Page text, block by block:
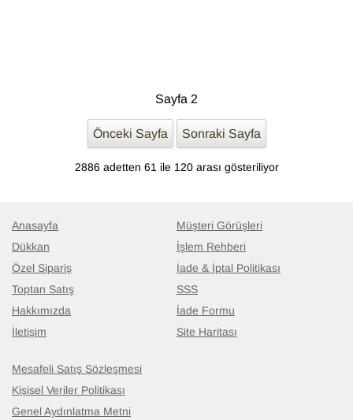
Sayfa 2
Önceki Sayfa Sonraki Sayfa
2886 adetten 61 ile 120 arası gösteriliyor
Anasayfa
Dükkan
Özel Sipariş
Toptan Satış
Hakkımızda
İletişim
Müşteri Görüşleri
İşlem Rehberi
İade & İptal Politikası
SSS
İade Formu
Site Haritası
Mesafeli Satış Sözleşmesi
Kişisel Veriler Politikası
Genel Aydınlatma Metni